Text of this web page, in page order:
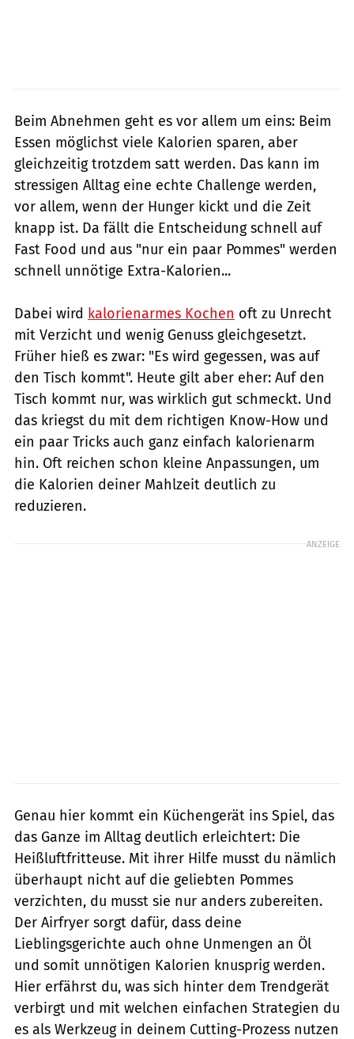
Beim Abnehmen geht es vor allem um eins: Beim
Essen möglichst viele Kalorien sparen, aber
gleichzeitig trotzdem satt werden. Das kann im
stressigen Alltag eine echte Challenge werden,
vor allem, wenn der Hunger kickt und die Zeit
knapp ist. Da fällt die Entscheidung schnell auf
Fast Food und aus "nur ein paar Pommes" werden
schnell unnötige Extra-Kalorien...
Dabei wird kalorienarmes Kochen oft zu Unrecht
mit Verzicht und wenig Genuss gleichgesetzt.
Früher hieß es zwar: "Es wird gegessen, was auf
den Tisch kommt". Heute gilt aber eher: Auf den
Tisch kommt nur, was wirklich gut schmeckt. Und
das kriegst du mit dem richtigen Know-How und
ein paar Tricks auch ganz einfach kalorienarm
hin. Oft reichen schon kleine Anpassungen, um
die Kalorien deiner Mahlzeit deutlich zu
reduzieren.
ANZEIGE
Genau hier kommt ein Küchengerät ins Spiel, das
das Ganze im Alltag deutlich erleichtert: Die
Heißluftfritteuse. Mit ihrer Hilfe musst du nämlich
überhaupt nicht auf die geliebten Pommes
verzichten, du musst sie nur anders zubereiten.
Der Airfryer sorgt dafür, dass deine
Lieblingsgerichte auch ohne Unmengen an Öl
und somit unnötigen Kalorien knusprig werden.
Hier erfährst du, was sich hinter dem Trendgerät
verbirgt und mit welchen einfachen Strategien du
es als Werkzeug in deinem Cutting-Prozess nutzen